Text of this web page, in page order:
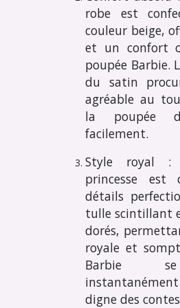
robe est
couleur beige,
et un confort
poupée Barbie.
du satin
agréable au
la poupée
facilement.
Style royal :
princesse est
détails
tulle scintillant
dorés,
royale et
Barbie
digne des